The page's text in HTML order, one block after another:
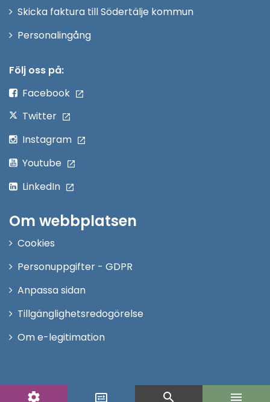
settings display_settings search menu
Skicka faktura till Södertälje kommun
PersonalingångÖppna
Följ oss på:
Facebook
Twitter
Instagram
Youtube
LinkedIn
Om webbplatsen
Cookies
Personuppgifter - GDPR
Anpassa sidan
Tillgänglighetsredogörelse
Om e-legitimation